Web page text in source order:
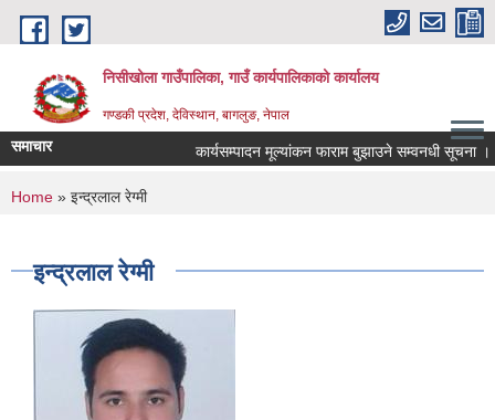
Skip to main content
निसीखोला गाउँपालिका, गाउँ कार्यपालिकाको कार्यालय
गण्डकी प्रदेश, देविस्थान, बागलुङ, नेपाल
समाचार कार्यसम्पादन मूल्यांकन फाराम बुझाउने सम्वनधी सूचना ।
You are here
Home » इन्द्रलाल रेग्मी
इन्द्रलाल रेग्मी